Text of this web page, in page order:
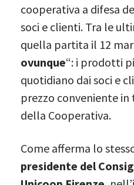
cooperativa a difesa
soci e clienti. Tra le
quella partita il 12
ovunque“: i prodotti
quotidiano dai soci e
prezzo conveniente
della Cooperativa.
Come afferma lo
presidente del